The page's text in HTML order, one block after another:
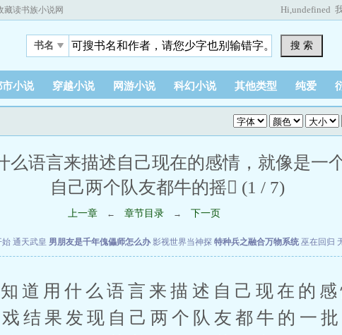
藏读书族小说网 Hi,undefined
书名 搜 索
市小说 穿越小说 网游小说 科幻小说 其他类型 纯爱
么语言来描述自己现在的感情，就像是一
自己两个队友都牛的摇 (1 / 7)
上一章 ← 章节目录 → 下一页
始 通天武皇 男朋友是千年傀儡师怎么办 影视世界当神探 特种兵之融合万物系统 巫在回归
什么语言来描述自己现在的感
结果发现自己两个队友都牛的一